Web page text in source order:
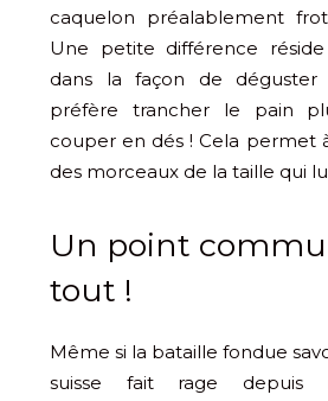
caquelon préalablement
Une petite différence
dans la façon de déguster
préfère trancher le pain
couper en dés ! Cela permet
des morceaux de la taille qui
Un point
tout !
Même si la bataille fondue
suisse fait rage depuis